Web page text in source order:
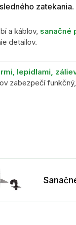
zatekania.
a káblov, sanačné
detailov.
lepidlami,
zabezpečí